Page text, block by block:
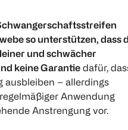
so unterstützen, dass
und schwächer
keine Garantie dafür,
ausbleiben – allerdings
Anwendung
Anstrengung vor.